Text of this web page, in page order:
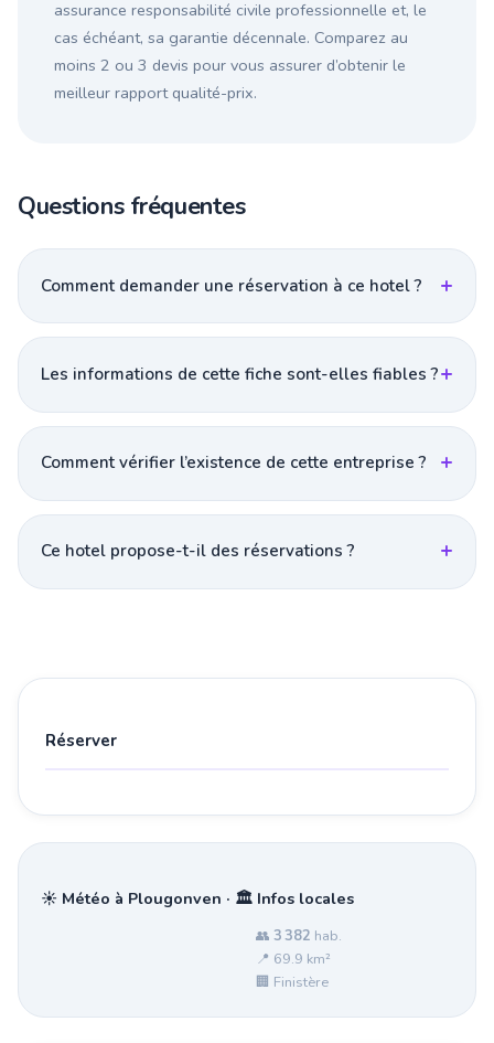
assurance responsabilité civile professionnelle et, le
cas échéant, sa garantie décennale. Comparez au
moins 2 ou 3 devis pour vous assurer d’obtenir le
meilleur rapport qualité-prix.
Questions fréquentes
Comment demander une réservation à ce hotel ?
Les informations de cette fiche sont-elles fiables ?
Comment vérifier l’existence de cette entreprise ?
Ce hotel propose-t-il des réservations ?
Réserver
☀️ Météo à Plougonven · 🏛️ Infos locales
👥 3 382 hab.
📍 69.9 km²
🏢 Finistère